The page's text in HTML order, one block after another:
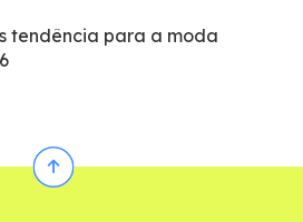
tendência para a moda